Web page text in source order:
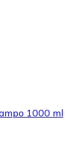
1000 ml